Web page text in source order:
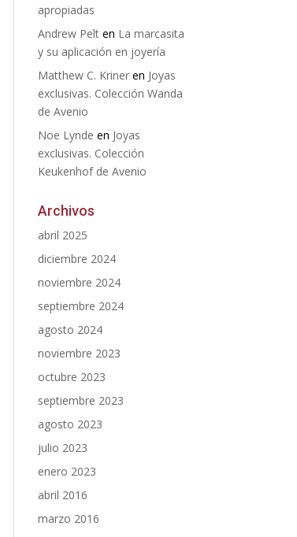
apropiadas
Andrew Pelt en La marcasita
y su aplicación en joyería
Matthew C. Kriner en Joyas
exclusivas. Colección Wanda
de Avenio
Noe Lynde en Joyas
exclusivas. Colección
Keukenhof de Avenio
Archivos
abril 2025
diciembre 2024
noviembre 2024
septiembre 2024
agosto 2024
noviembre 2023
octubre 2023
septiembre 2023
agosto 2023
julio 2023
enero 2023
abril 2016
marzo 2016